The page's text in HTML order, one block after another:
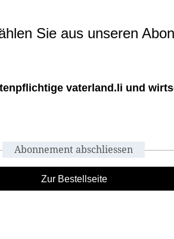
Sie aus unseren
vaterland.li und
Abonnement abschliessen
Zur Bestellseite